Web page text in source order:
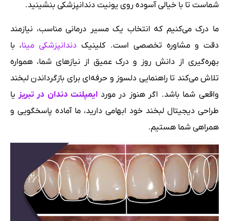
شماست تا با خیالی آسوده روی یونیت دندانپزشکی بنشینید.
ما درک می‌کنیم که انتخاب یک مسیر درمانی مناسب، نیازمند
دقت و مشاوره تخصصی است. کلینیک دندانپزشکی مینا، با
بهره‌گیری از دانش روز و درک عمیق از نیازهای شما، همواره
تلاش می‌کند تا راهنمایی دلسوز و حرفه‌ای برای بازگرداندن لبخند
واقعی شما باشد. اگر هنوز در مورد ایمپلنت دندان در تبریز یا
طراحی دیجیتال لبخند خود ابهامی دارید، ما آماده پاسخگویی و
همراهی شما هستیم.